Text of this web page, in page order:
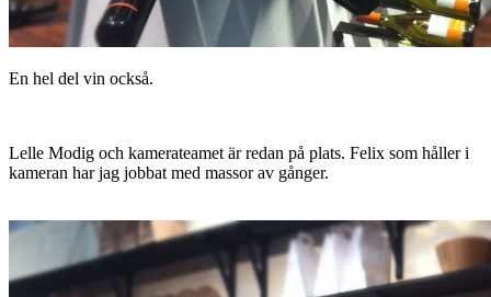
En hel del vin också.
Lelle Modig och kamerateamet är redan på plats. Felix som håller i
kameran har jag jobbat med massor av gånger.